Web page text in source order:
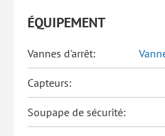
ÉQUIPEMENT
Vannes d'arrêt:
Capteurs:
Soupape de sécurité: